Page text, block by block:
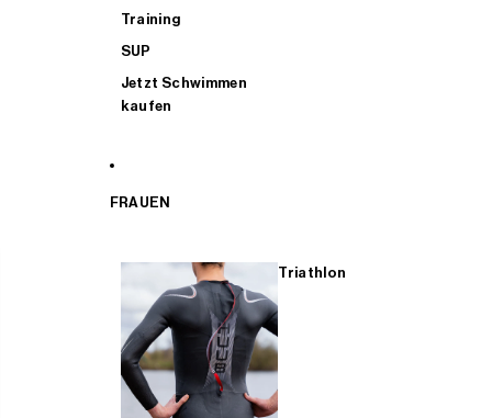
Training
SUP
Jetzt Schwimmen
kaufen
FRAUEN
Triathlon